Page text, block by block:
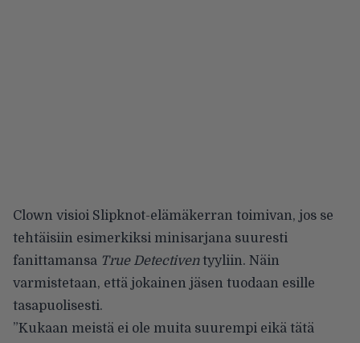
Clown visioi Slipknot-elämäkerran toimivan, jos se
tehtäisiin esimerkiksi minisarjana suuresti
fanittamansa True Detectiventyyliin. Näin
varmistetaan, että jokainen jäsen tuodaan esille
tasapuolisesti.
”Kukaan meistä ei ole muita suurempi eikä tätä